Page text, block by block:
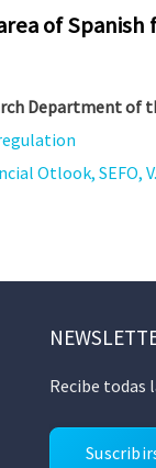
of
Department of
Otlook, SEFO, V.
Recibe todas